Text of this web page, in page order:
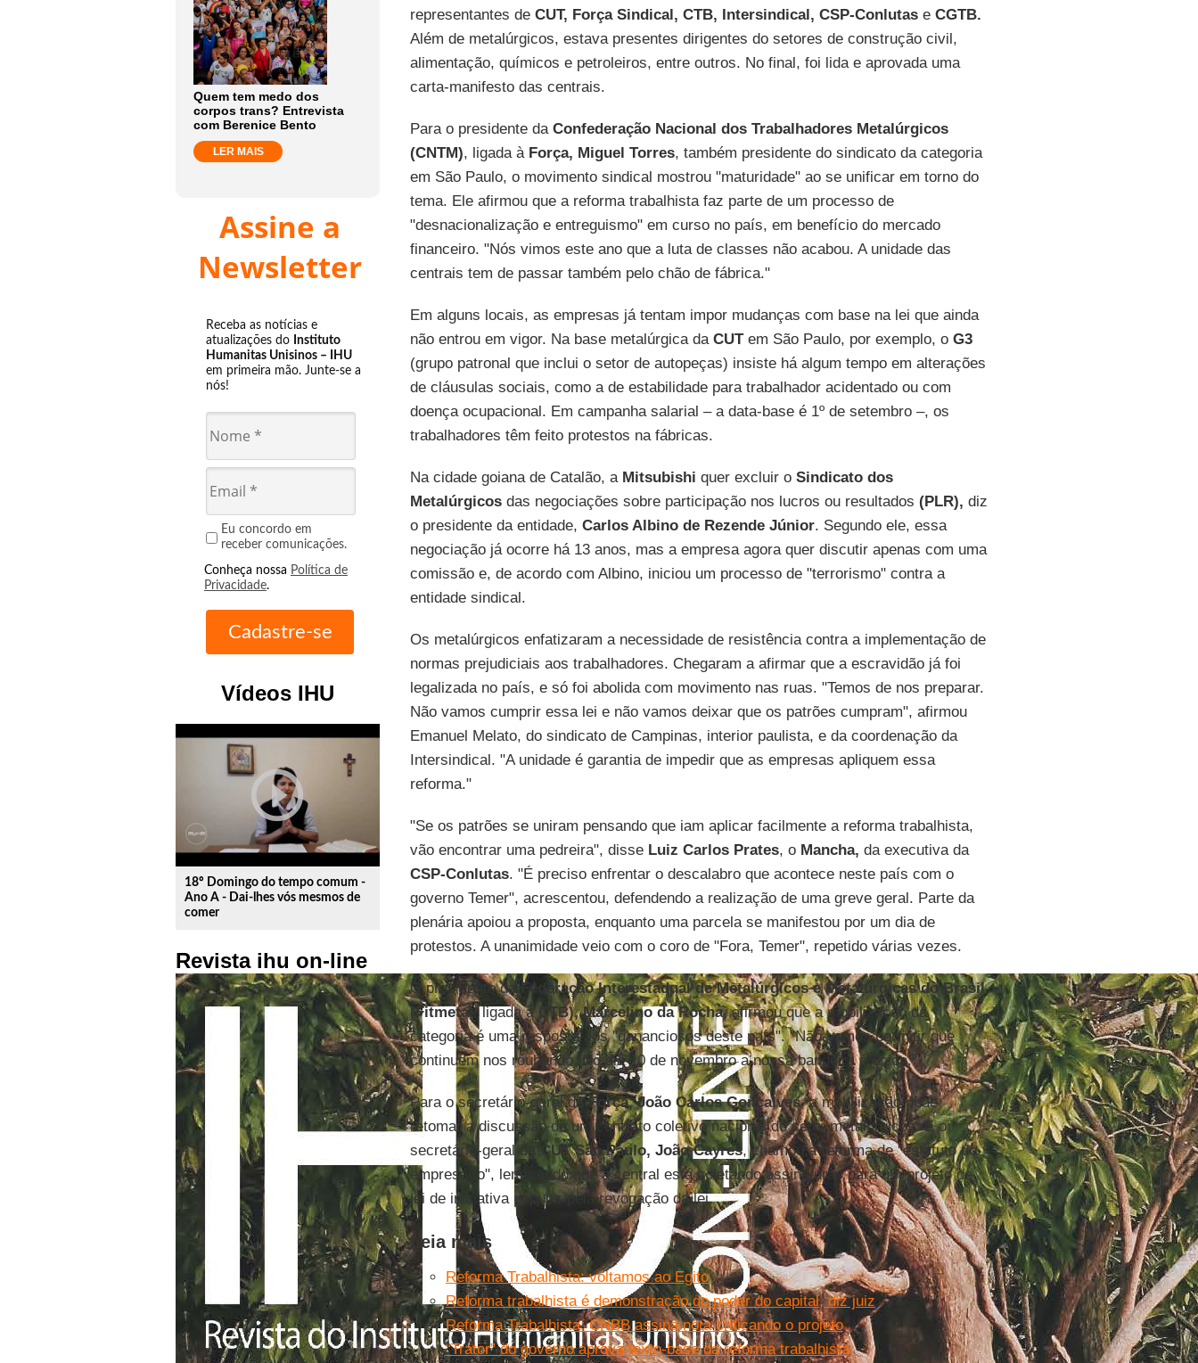
Quem tem medo dos
corpos trans? Entrevista
com Berenice Bento
LER MAIS
Assine a
Newsletter
Receba as notícias e
atualizações do Instituto
Humanitas Unisinos – IHU
em primeira mão. Junte-se a
nós!
Eu concordo em
receber comunicações.
Conheça nossa Política de
Privacidade.
Vídeos IHU
play_circle_outline
18º Domingo do tempo comum -
Ano A - Dai-lhes vós mesmos de
comer
Revista ihu on-line
representantes de CUT, Força Sindical, CTB, Intersindical, CSP-Conlutase CGTB.
Além de metalúrgicos, estava presentes dirigentes do setores de construção civil,
alimentação, químicos e petroleiros, entre outros. No final, foi lida e aprovada uma
carta-manifesto das centrais.
Para o presidente da Confederação Nacional dos Trabalhadores Metalúrgicos
(CNTM), ligada à Força, Miguel Torres, também presidente do sindicato da categoria
em São Paulo, o movimento sindical mostrou "maturidade" ao se unificar em torno do
tema. Ele afirmou que a reforma trabalhista faz parte de um processo de
"desnacionalização e entreguismo" em curso no país, em benefício do mercado
financeiro. "Nós vimos este ano que a luta de classes não acabou. A unidade das
centrais tem de passar também pelo chão de fábrica."
Em alguns locais, as empresas já tentam impor mudanças com base na lei que ainda
não entrou em vigor. Na base metalúrgica da CUTem São Paulo, por exemplo, o G3
(grupo patronal que inclui o setor de autopeças) insiste há algum tempo em alterações
de cláusulas sociais, como a de estabilidade para trabalhador acidentado ou com
doença ocupacional. Em campanha salarial – a data-base é 1º de setembro –, os
trabalhadores têm feito protestos na fábricas.
Na cidade goiana de Catalão, a Mitsubishi quer excluir o Sindicato dos
Metalúrgicosdas negociações sobre participação nos lucros ou resultados (PLR), diz
o presidente da entidade, Carlos Albino de Rezende Júnior. Segundo ele, essa
negociação já ocorre há 13 anos, mas a empresa agora quer discutir apenas com uma
comissão e, de acordo com Albino, iniciou um processo de "terrorismo" contra a
entidade sindical.
Os metalúrgicos enfatizaram a necessidade de resistência contra a implementação de
normas prejudiciais aos trabalhadores. Chegaram a afirmar que a escravidão já foi
legalizada no país, e só foi abolida com movimento nas ruas. "Temos de nos preparar.
Não vamos cumprir essa lei e não vamos deixar que os patrões cumpram", afirmou
Emanuel Melato, do sindicato de Campinas, interior paulista, e da coordenação da
Intersindical. "A unidade é garantia de impedir que as empresas apliquem essa
reforma."
"Se os patrões se uniram pensando que iam aplicar facilmente a reforma trabalhista,
vão encontrar uma pedreira", disse Luiz Carlos Prates, o Mancha, da executiva da
CSP-Conlutas. "É preciso enfrentar o descalabro que acontece neste país com o
governo Temer", acrescentou, defendendo a realização de uma greve geral. Parte da
plenária apoiou a proposta, enquanto uma parcela se manifestou por um dia de
protestos. A unanimidade veio com o coro de "Fora, Temer", repetido várias vezes.
O presidente daFederação Interestadual de Metalúrgicos e Metalúrgicas do Brasil
(Fitmetal, ligada à CTB), Marcelino da Rocha, afirmou que a mobilização da
categoria é uma resposta aos "gananciosos deste país". "Não vamos permitir que
continuem nos roubando. No dia 10 de novembro a nossa bandeira é única."
Para o secretário-geral daForça, João Carlos Gonçalves, a mobilização pode
retomar a discussão de um contrato coletivo nacional do setor metalúrgicos. E o
secretário-geral da CUT São Paulo, João Cayres, chamou a reforma de "estatuto do
empresário", lembrando que a central está coletando assinaturas para um projeto de
lei de iniciativa popular pela revogação da lei.
Leia mais
Reforma Trabalhista: voltamos ao Egito
Reforma trabalhista é demonstração do poder do capital, diz juiz
Reforma Trabalhista: CNBB assina nota criticando o projeto
“Trator” do governo aprova texto-base da reforma trabalhista